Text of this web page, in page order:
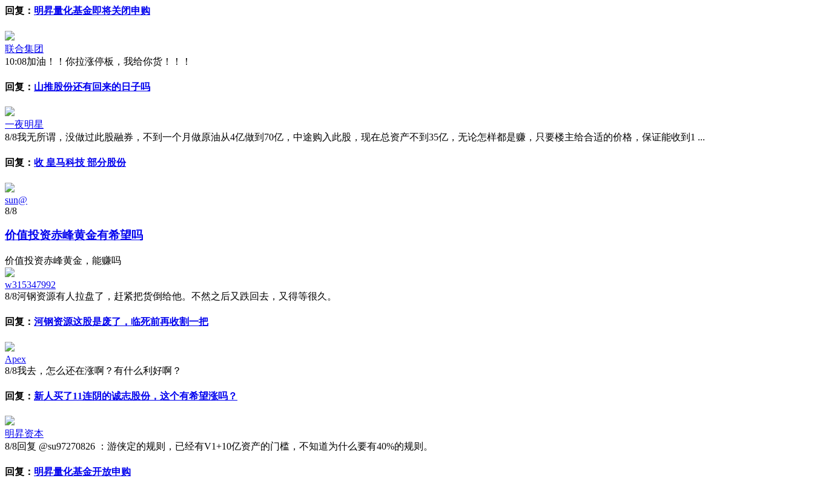
回复： 明昇量化基金即将关闭申购
联合集团
10:08加油！！你拉涨停板，我给你货！！！
回复： 山推股份还有回来的日子吗
一夜明星
8/8我无所谓，没做过此股融券，不到一个月做原油从4亿做到70亿，中途购入此股，现在总资产不到35亿，无论怎样都是赚，只要楼主给合适的价格，保证能收到1 ...
回复： 收 皇马科技 部分股份
sun@
8/8
价值投资赤峰黄金有希望吗
价值投资赤峰黄金，能赚吗
w315347992
8/8河钢资源有人拉盘了，赶紧把货倒给他。不然之后又跌回去，又得等很久。
回复： 河钢资源这股是废了，临死前再收割一把
Apex
8/8我去，怎么还在涨啊？有什么利好啊？
回复： 新人买了11连阴的诚志股份，这个有希望涨吗？
明昇资本
8/8回复 @su97270826 ：游侠定的规则，已经有V1+10亿资产的门槛，不知道为什么要有40%的规则。
回复： 明昇量化基金开放申购